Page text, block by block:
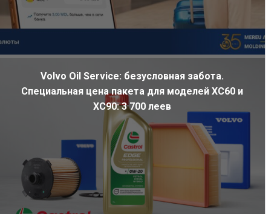
Volvo Oil Service: безусловная забота.
Специальная цена пакета для моделей XC60 и
XC90: 3 700 леев